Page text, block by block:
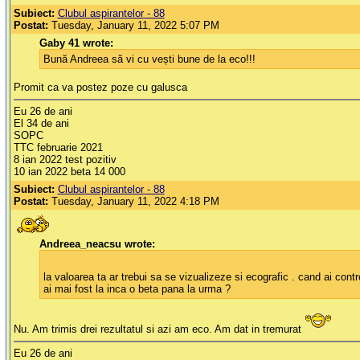
Subiect: Clubul aspirantelor - 88
Postat: Tuesday, January 11, 2022 5:07 PM
Gaby 41 wrote:
Bună Andreea să vi cu vești bune de la eco!!!
Promit ca va postez poze cu galusca
Eu 26 de ani
El 34 de ani
SOPC
TTC februarie 2021
8 ian 2022 test pozitiv
10 ian 2022 beta 14 000
Subiect: Clubul aspirantelor - 88
Postat: Tuesday, January 11, 2022 4:18 PM
Andreea_neacsu wrote:
la valoarea ta ar trebui sa se vizualizeze si ecografic . cand ai
ai mai fost la inca o beta pana la urma ?
Nu. Am trimis drei rezultatul si azi am eco. Am dat in tremurat
Eu 26 de ani